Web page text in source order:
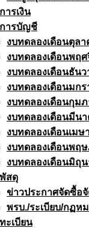
ารเงิน
ารบัญชี
งบทดลองเดือนตุลา
งบทดลองเดือนพฤ
งบทดลองเดือนธัน
งบทดลองเดือนมก
งบทดลองเดือนกุม
งบทดลองเดือนมีน
งบทดลองเดือนเมษ
งบทดลองเดือนพฤ
งบทดลองเดือนมิถุ
สดุ
ข่าวประกาศจัดซื้อจั
พรบ./ระเบียบ/กฏห
ะเบียน